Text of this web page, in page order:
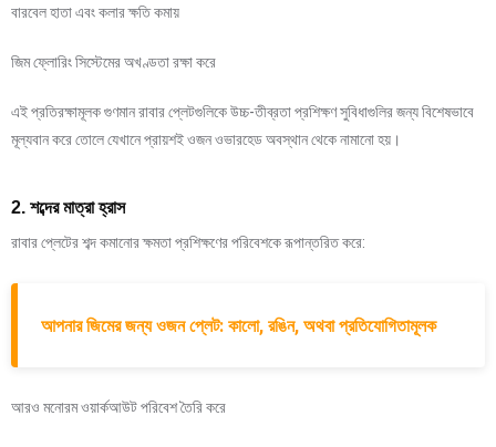
বারবেল হাতা এবং কলার ক্ষতি কমায়
জিম ফ্লোরিং সিস্টেমের অখণ্ডতা রক্ষা করে
এই প্রতিরক্ষামূলক গুণমান রাবার প্লেটগুলিকে উচ্চ-তীব্রতা প্রশিক্ষণ সুবিধাগুলির জন্য বিশেষভাবে
মূল্যবান করে তোলে যেখানে প্রায়শই ওজন ওভারহেড অবস্থান থেকে নামানো হয়।
2. শব্দের মাত্রা হ্রাস
রাবার প্লেটের শব্দ কমানোর ক্ষমতা প্রশিক্ষণের পরিবেশকে রূপান্তরিত করে:
আপনার জিমের জন্য ওজন প্লেট: কালো, রঙিন, অথবা প্রতিযোগিতামূলক
আরও মনোরম ওয়ার্কআউট পরিবেশ তৈরি করে